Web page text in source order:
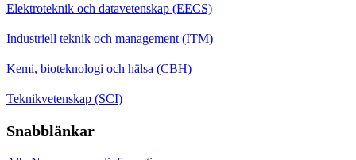
Elektroteknik och datavetenskap (EECS)
Industriell teknik och management (ITM)
Kemi, bioteknologi och hälsa (CBH)
Teknikvetenskap (SCI)
Snabblänkar